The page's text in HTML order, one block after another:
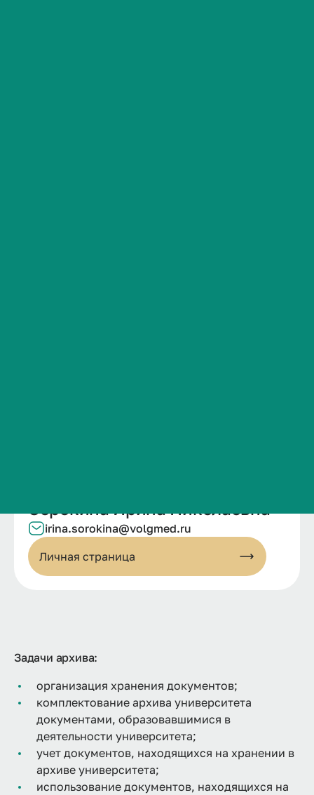
Сорокина Ирина Николаевна
irina.sorokina@volgmed.ru
Личная страница
Задачи архива:
организация хранения документов;
комплектование архива университета
документами, образовавшимися в
деятельности университета;
учет документов, находящихся на хранении в
архиве университета;
использование документов, находящихся на